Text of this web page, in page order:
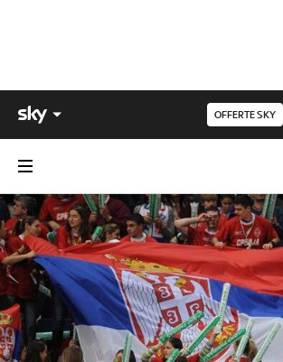
OFFERTE SKY